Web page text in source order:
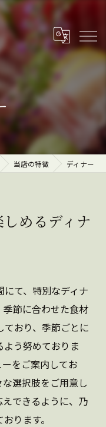
当店の特徴 ディナー
めるディナ
て、特別なディナ
節に合わせた食材
おり、季節ごとに
う努めておりま
をご案内してお
選択肢をご用意し
できるように、乃
ります。